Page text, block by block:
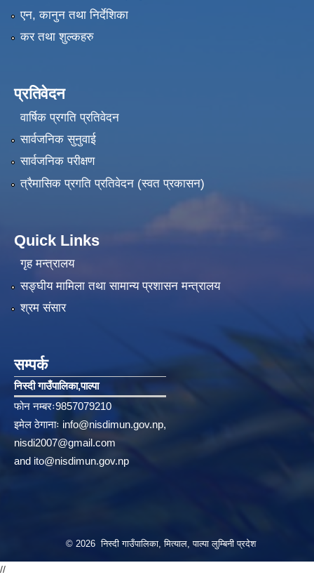
एन, कानुन तथा निर्देशिका
कर तथा शुल्कहरु
प्रतिवेदन
वार्षिक प्रगति प्रतिवेदन
सार्वजनिक सुनुवाई
सार्वजनिक परीक्षण
त्रैमासिक प्रगति प्रतिवेदन (स्वत प्रकासन)
Quick Links
गृह मन्त्रालय
सङ्‍घीय मामिला तथा सामान्य प्रशासन मन्त्रालय
श्रम संसार
सम्पर्क
निस्दी गाउँपालिका‚पाल्पा
फोन नम्बरः9857079210
इमेल ठेगानाः info@nisdimun.gov.np,
nisdi2007@gmail.com
and ito@nisdimun.gov.np
© 2026 निस्दी गाउँपालिका, मित्याल, पाल्पा लुम्बिनी प्रदेश
//